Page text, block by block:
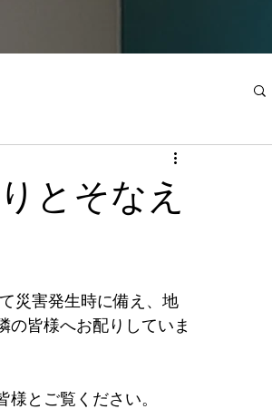
とそなえ
災害発生時に備え、地
の皆様へお配りしていま
とご覧ください。